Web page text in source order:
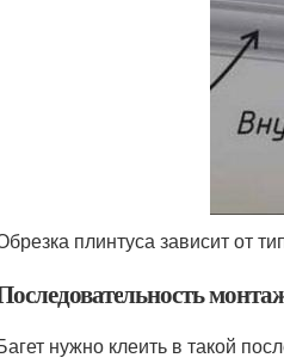
плинтуса зависит от
нужно клеить в такой